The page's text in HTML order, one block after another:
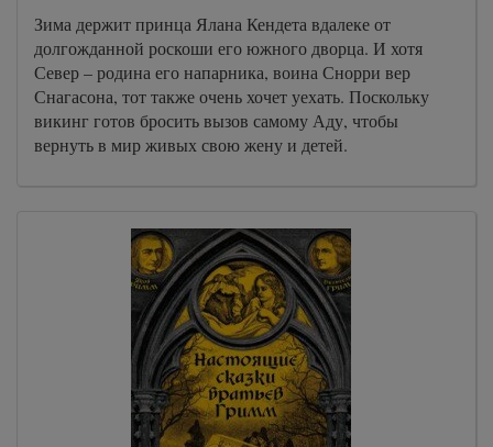
Зима держит принца Ялана Кендета вдалеке от
долгожданной роскоши его южного дворца. И хотя
Север – родина его напарника, воина Снорри вер
Снагасона, тот также очень хочет уехать. Поскольку
викинг готов бросить вызов самому Аду, чтобы
вернуть в мир живых свою жену и детей.